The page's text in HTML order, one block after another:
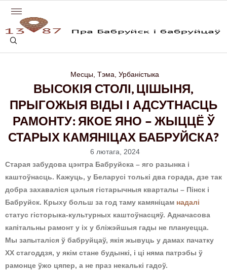
Месцы Тэма Урбаністыка
ВЫСОКІЯ СТОЛІ, ЦІШЫНЯ,
ПРЫГОЖЫЯ ВІДЫ І АДСУТНАСЦЬ
РАМОНТУ: ЯКОЕ ЯНО – ЖЫЦЦЁ Ў
СТАРЫХ КАМЯНІЦАХ БАБРУЙСКА?
6 лютага, 2024
Старая забудова цэнтра Бабруйска – яго разынка і
каштоўнасць. Кажуць, у Беларусі толькі два горада, дзе так
добра захаваліся цэлыя гістарычныя кварталы – Пінск і
Бабруйск. Крыху больш за год таму камяніцам надалі
статус гісторыка-культурных каштоўнасцяў. Адначасова
капітальны рамонт у іх у бліжэйшыя гады не плануецца.
Мы запыталіся ў бабруйцаў, якія жывуць у дамах пачатку
ХХ стагоддзя, у якім стане будынкі, і ці няма патрэбы ў
рамонце ўжо цяпер, а не праз некалькі гадоў.